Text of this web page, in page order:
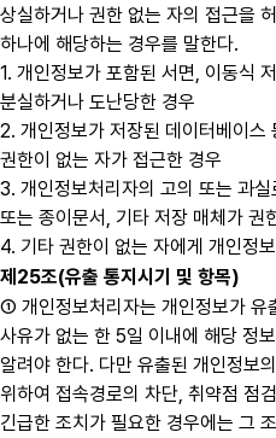
상실하거나 권한 없는 자의 접근을
하나에 해당하는 경우를 말한다.
1. 개인정보가 포함된 서면, 이동식
분실하거나 도난당한 경우
2. 개인정보가 저장된 데이터베이스
권한이 없는 자가 접근한 경우
3. 개인정보처리자의 고의 또는 과
또는 종이문서, 기타 저장 매체가 권
4. 기타 권한이 없는 자에게 개인정
제25조(유출 통지시기 및 항목)
① 개인정보처리자는 개인정보가 유
사유가 없는 한 5일 이내에 해당 정
알려야 한다. 다만 유출된 개인정보
위하여 접속경로의 차단, 취약점 점
긴급한 조치가 필요한 경우에는 그